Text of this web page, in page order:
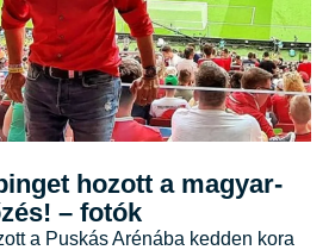
hozott a magyar-
– fotók
a Puskás Arénába kedden kora